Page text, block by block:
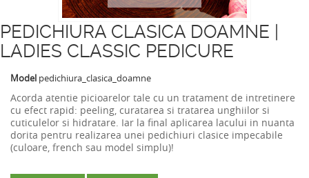
PEDICHIURA CLASICA DOAMNE |
LADIES CLASSIC PEDICURE
Model pedichiura_clasica_doamne
Acorda atentie picioarelor tale cu un tratament de intretinere
cu efect rapid: peeling, curatarea si tratarea unghiilor si
cuticulelor si hidratare. Iar la final aplicarea lacului in nuanta
dorita pentru realizarea unei pedichiuri clasice impecabile
(culoare, french sau model simplu)!